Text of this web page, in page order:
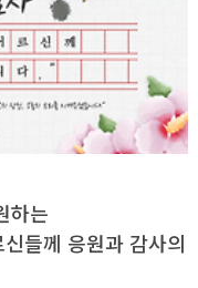
하는
들께 응원과 감사의